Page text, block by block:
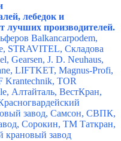
лебедок и
лучших производителей.
Balkancarpodem,
STRAVITEL, Складова
Gearsen, J. D. Neuhaus,
LIFTKET, Magnus-Profi,
Krantechnik, TOR
Алтайталь, ВестКран,
завод, Самсон, СВПК,
Сорокин, ТМ Таткран,
крановый завод